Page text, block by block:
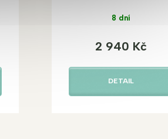
8 dní
2 940 Kč
DETAIL